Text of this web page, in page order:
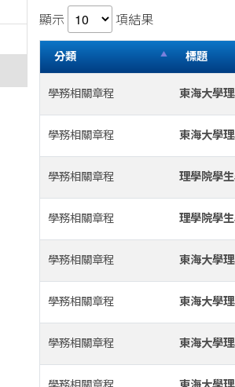
顯示 項結果
分類 標題
學務相關章程 東海大學
學務相關章程 東海大學
學務相關章程 理學院學
學務相關章程 理學院學
學務相關章程 東海大學
學務相關章程 東海大學
學務相關章程 東海大學